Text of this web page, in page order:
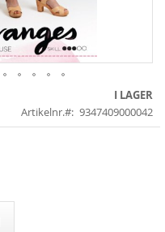
I LAGER
Artikelnr.
9347409000042